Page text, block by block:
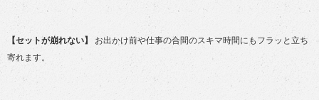
【セットが崩れない】
お出かけ前や仕事の合間のスキマ時間にもフラッと立ち
寄れます。